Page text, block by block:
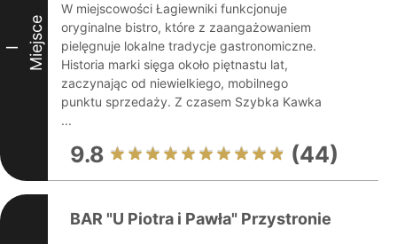
I Miejsce
W miejscowości Łagiewniki funkcjonuje
oryginalne bistro, które z zaangażowaniem
pielęgnuje lokalne tradycje gastronomiczne.
Historia marki sięga około piętnastu lat,
zaczynając od niewielkiego, mobilnego
punktu sprzedaży. Z czasem Szybka Kawka
...
9.8 (44)
BAR "U Piotra i Pawła" Przystronie